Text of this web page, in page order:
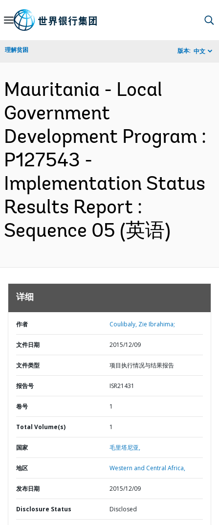
Skip
Navigation
理解贫困 版本: 中文
Mauritania - Local
Government
Development Program :
P127543 -
Implementation Status
Results Report :
Sequence 05 (英语)
详细
作者 Coulibaly, Zie Ibrahima;
文件日期 2015/12/09
文件类型 项目执行情况与结果报告
报告号 ISR21431
卷号 1
Total Volume(s) 1
国家 毛里塔尼亚,
地区 Western and Central Africa,
发布日期 2015/12/09
Disclosure Status Disclosed